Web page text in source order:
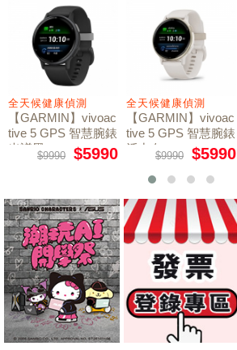
全天候健康偵測
【GARMIN】vivoac
tive 5 GPS 智慧腕錶
光譜黑
$9990 $5990
全天候健康偵測
【GARMIN】vivoac
tive 5 GPS 智慧腕錶
活力白
$9990 $5990